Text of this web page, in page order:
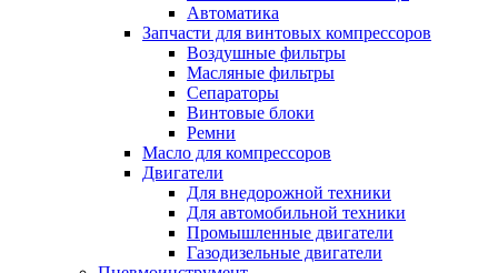
Автоматика
Запчасти для винтовых компрессоров
Воздушные фильтры
Масляные фильтры
Сепараторы
Винтовые блоки
Ремни
Масло для компрессоров
Двигатели
Для внедорожной техники
Для автомобильной техники
Промышленные двигатели
Газодизельные двигатели